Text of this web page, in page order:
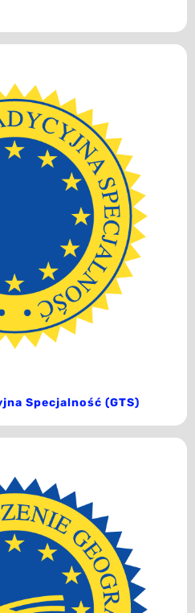
Specjalność (GTS)